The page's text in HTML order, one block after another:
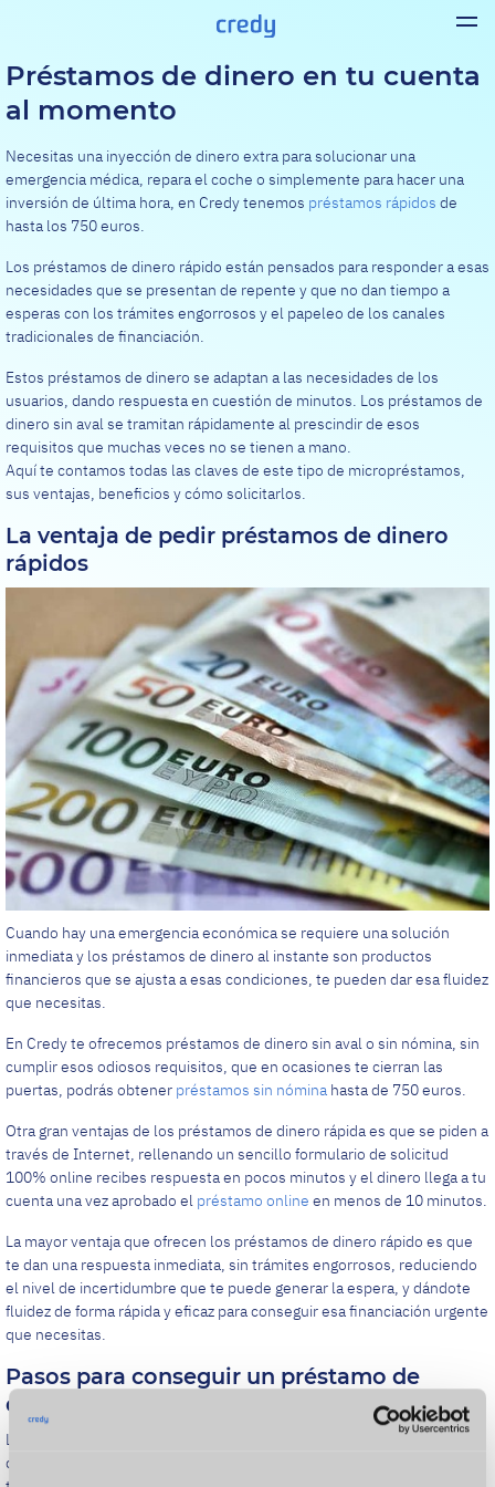
Préstamos de dinero en tu cuenta
al momento
Necesitas una inyección de dinero extra para solucionar una
emergencia médica, repara el coche o simplemente para hacer una
inversión de última hora, en Credy tenemos préstamos rápidos de
hasta los 750 euros.
Los préstamos de dinero rápido están pensados para responder a esas
necesidades que se presentan de repente y que no dan tiempo a
esperas con los trámites engorrosos y el papeleo de los canales
tradicionales de financiación.
Estos préstamos de dinero se adaptan a las necesidades de los
usuarios, dando respuesta en cuestión de minutos. Los préstamos de
dinero sin aval se tramitan rápidamente al prescindir de esos
requisitos que muchas veces no se tienen a mano.
Aquí te contamos todas las claves de este tipo de micropréstamos,
sus ventajas, beneficios y cómo solicitarlos.
La ventaja de pedir préstamos de dinero
rápidos
Cuando hay una emergencia económica se requiere una solución
inmediata y los préstamos de dinero al instante son productos
financieros que se ajusta a esas condiciones, te pueden dar esa fluidez
que necesitas.
En Credy te ofrecemos préstamos de dinero sin aval o sin nómina, sin
cumplir esos odiosos requisitos, que en ocasiones te cierran las
puertas, podrás obtener préstamos sin nómina hasta de 750 euros.
Otra gran ventajas de los préstamos de dinero rápida es que se piden a
través de Internet, rellenando un sencillo formulario de solicitud
100% online recibes respuesta en pocos minutos y el dinero llega a tu
cuenta una vez aprobado el préstamo online en menos de 10 minutos.
La mayor ventaja que ofrecen los préstamos de dinero rápido es que
te dan una respuesta inmediata, sin trámites engorrosos, reduciendo
el nivel de incertidumbre que te puede generar la espera, y dándote
fluidez de forma rápida y eficaz para conseguir esa financiación urgente
que necesitas.
Pasos para conseguir un préstamo de
dinero al instante
Los requisitos para obtener préstamos de dinero sin aval son
diferentes a los de las entidades tradicionales. Son más ágiles, con